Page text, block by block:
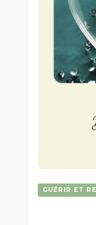
GUÉRIR ET